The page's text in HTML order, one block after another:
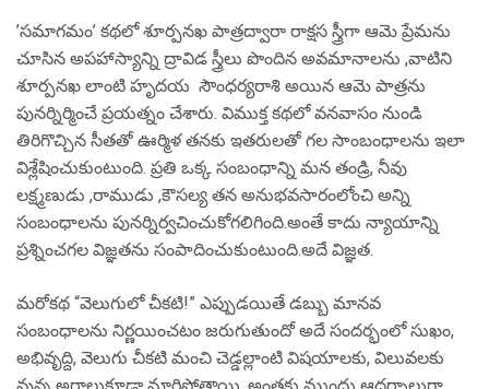
’సమాగమం’ కథలో శూర్పనఖ పాత్రద్వారా రాక్షస స్త్రీగా ఆమె ప్రేమను
చూసిన అపహాస్యాన్ని ద్రావిడ స్త్రీలు పొందిన అవమానాలను ,వాటిని
శూర్పనఖ లాంటి హృదయ సౌంధర్యరాశి అయిన ఆమె పాత్రను
పునర్నిర్మించే ప్రయత్నం చేశారు. విముక్త కథలో వనవాసం నుండి
తిరిగొచ్చిన సీతతో ఊర్మిళ తనకు ఇతరులతో గల సాంబంధాలను ఇలా
విశ్లేషించుకుంటుంది. ప్రతి ఒక్క సంబంధాన్ని మన తండ్రి, నీవు
లక్ష్మణుడు ,రాముడు ,కౌసల్య తన అనుభవసారంలోంచి అన్ని
సంబంధాలను పునర్నిర్వచించుకోగలిగింది.అంతే కాదు న్యాయాన్ని
ప్రశ్నించగల విజ్ఞతను సంపాదించుకుంటుంది.అదే విజ్ఞత.
మరోకథ “వెలుగులో చీకటి!” ఎప్పుడయితే డబ్బు మానవ
సంబంధాలను నిర్ణయించటం జరుగుతుందో అదే సందర్భంలో సుఖం,
అభివృద్ది, వెలుగు చీకటి మంచి చెడ్డల్లాంటి విషయాలకు, విలువలకు